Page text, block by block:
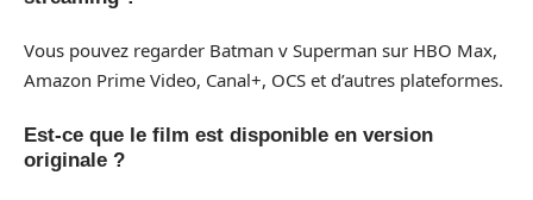
Vous pouvez regarder Batman v Superman sur HBO Max,
Amazon Prime Video, Canal+, OCS et d’autres plateformes.
Est-ce que le film est disponible en version
originale ?